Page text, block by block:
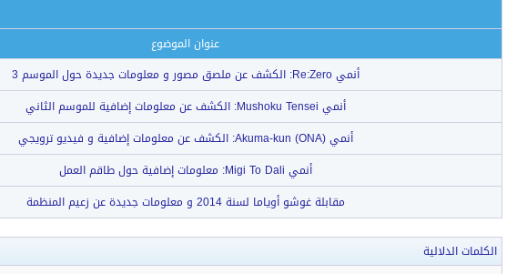
عنوان الموضوع
أنمي Re:Zero: الكشف عن ملصق مصور و معلومات جديدة حول الموسم 3
أنمي Mushoku Tensei: الكشف عن معلومات إضافية للموسم الثاني
أنمي Akuma-kun (ONA): الكشف عن معلومات إضافية و فيديو ترويجي
أنمي Migi To Dali: معلومات إضافية حول طاقم العمل
مقابلة غوشو أوياما لسنة 2014 و معلومات جديدة عن زعيم المنظمة
الكلمات الدلالية